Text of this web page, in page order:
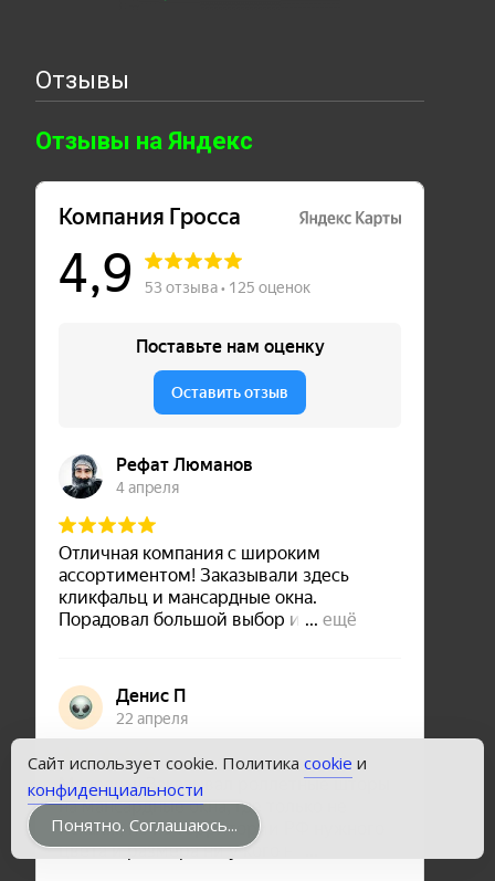
Отзывы
Отзывы на Яндекс
Сайт использует cookie. Политика cookie и
конфиденциальности
Понятно. Соглашаюсь...